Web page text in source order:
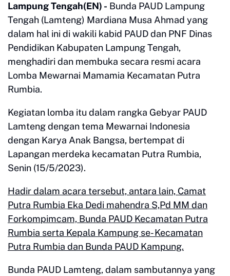
Lampung Tengah(EN) - Bunda PAUD Lampung
Tengah (Lamteng) Mardiana Musa Ahmad yang
dalam hal ini di wakili kabid PAUD dan PNF Dinas
Pendidikan Kabupaten Lampung Tengah,
menghadiri dan membuka secara resmi acara
Lomba Mewarnai Mamamia Kecamatan Putra
Rumbia.
Kegiatan lomba itu dalam rangka Gebyar PAUD
Lamteng dengan tema Mewarnai Indonesia
dengan Karya Anak Bangsa, bertempat di
Lapangan merdeka kecamatan Putra Rumbia,
Senin (15/5/2023).
Hadir dalam acara tersebut, antara lain, Camat
Putra Rumbia Eka Dedi mahendra S,Pd MM dan
Forkompimcam, Bunda PAUD Kecamatan Putra
Rumbia serta Kepala Kampung se- Kecamatan
Putra Rumbia dan Bunda PAUD Kampung.
Bunda PAUD Lamteng, dalam sambutannya yang